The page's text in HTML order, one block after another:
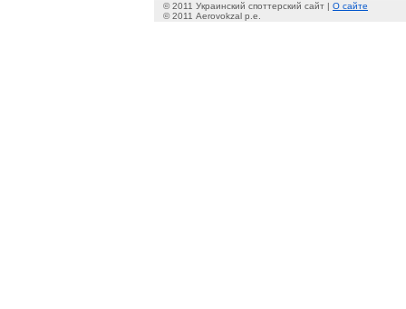
© 2011 Украинский споттерский сайт | О сайте
© 2011 Aerovokzal p.e.